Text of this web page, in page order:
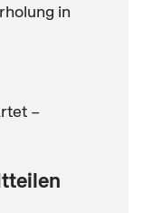
in
–